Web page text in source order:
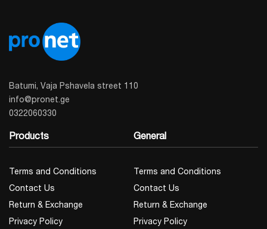
Batumi, Vaja Pshavela street 110
info@pronet.ge
0322060330
Products
Terms and Conditions
Contact Us
Return & Exchange
Privacy Policy
General
Terms and Conditions
Contact Us
Return & Exchange
Privacy Policy